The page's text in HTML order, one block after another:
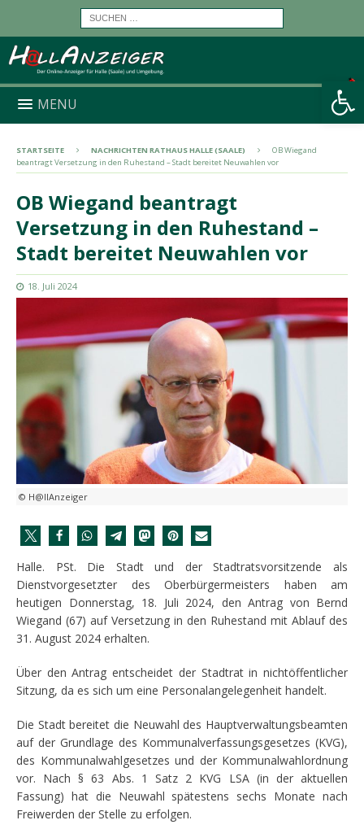
Werkzeugleiste öffnen
MENU
STARTSEITE NACHRICHTEN RATHAUS HALLE (SAALE)
OB Wiegand
beantragt Versetzung in den Ruhestand – Stadt bereitet Neuwahlen vor
OB Wiegand beantragt
Versetzung in den Ruhestand –
Stadt bereitet Neuwahlen vor
18. Juli 2024
© H@llAnzeiger
Halle. PSt. Die Stadt und der Stadtratsvorsitzende als
Dienstvorgesetzter des Oberbürgermeisters haben am
heutigen Donnerstag, 18. Juli 2024, den Antrag von Bernd
Wiegand (67) auf Versetzung in den Ruhestand mit Ablauf des
31. August 2024 erhalten.
Über den Antrag entscheidet der Stadtrat in nichtöffentlicher
Sitzung, da es sich um eine Personalangelegenheit handelt.
Die Stadt bereitet die Neuwahl des Hauptverwaltungsbeamten
auf der Grundlage des Kommunalverfassungsgesetzes (KVG),
des Kommunalwahlgesetzes und der Kommunalwahlordnung
vor. Nach § 63 Abs. 1 Satz 2 KVG LSA (in der aktuellen
Fassung) hat die Neuwahl spätestens sechs Monate nach
Freiwerden der Stelle zu erfolgen.